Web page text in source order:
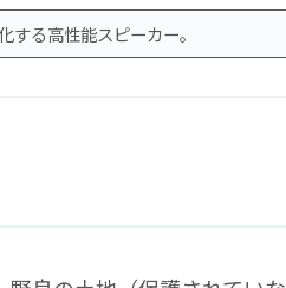
する高性能スピーカー。